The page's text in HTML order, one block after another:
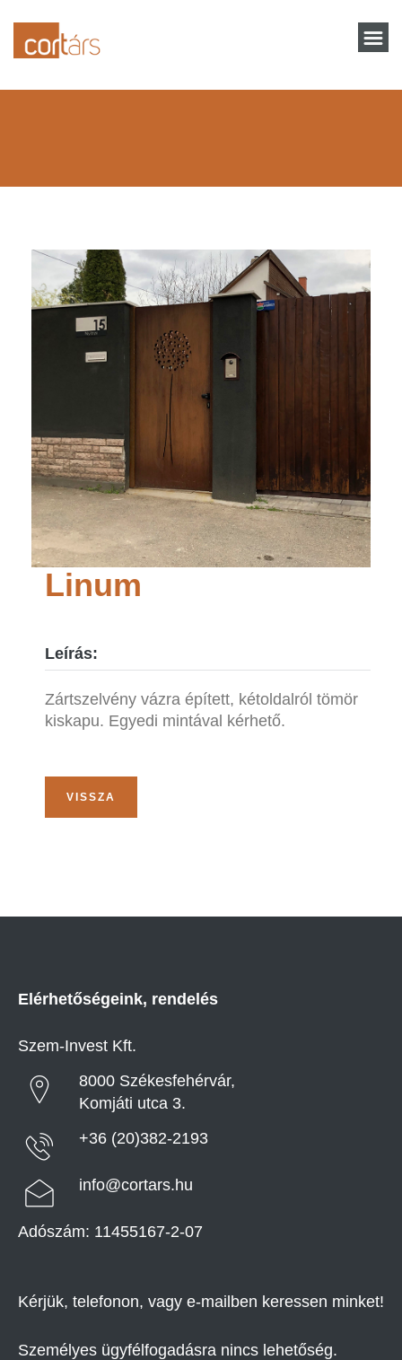
Linum
Leírás:
Zártszelvény vázra épített, kétoldalról tömör
kiskapu. Egyedi mintával kérhető.
VISSZA
Elérhetőségeink, rendelés
Szem-Invest Kft.
8000 Székesfehérvár,
Komjáti utca 3.
+36 (20)382-2193
info@cortars.hu
Adószám: 11455167-2-07
Kérjük, telefonon, vagy e-mailben keressen minket!
Személyes ügyfélfogadásra nincs lehetőség.